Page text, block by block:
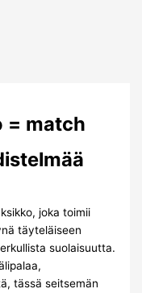
= match
joka toimii
täyteläiseen
suolaisuutta.
tässä seitsemän